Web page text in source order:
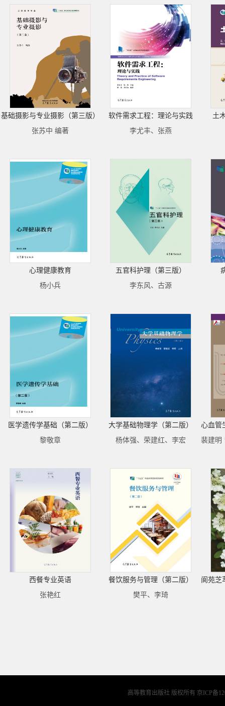
基础摄影与专业摄影（第三版）
张苏中 编著
软件需求工程：理论与实践
李尤丰、张燕
土
心理健康教育
杨小兵
五官科护理（第三版）
李东风、古源
医学遗传学基础（第二版）
黎敬章
大学基础物理学（第二版）
杨体强、荣建红、李宏
西餐专业英语
张艳红
餐饮服务与管理（第二版）
樊平、李琦
高等教育出版社 版权所有 京ICP备